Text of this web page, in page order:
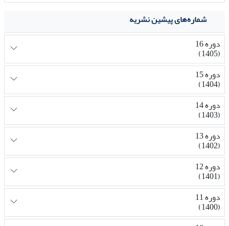
شماره‌های پیشین نشریه
دوره 16
(1405)
دوره 15
(1404)
دوره 14
(1403)
دوره 13
(1402)
دوره 12
(1401)
دوره 11
(1400)